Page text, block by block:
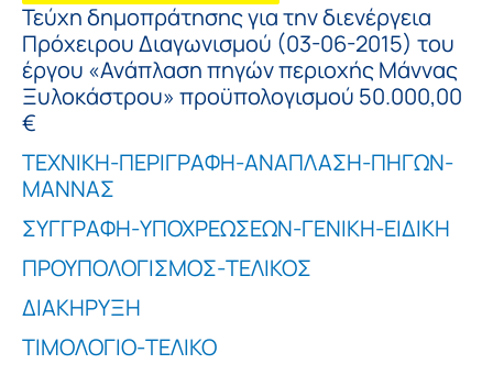
Τεύχη δημοπράτησης για την διενέργεια
Πρόχειρου Διαγωνισμού (03-06-2015) του
έργου «Ανάπλαση πηγών περιοχής Μάννας
Ξυλοκάστρου» προϋπολογισμού 50.000,00
€
ΤΕΧΝΙΚΗ-ΠΕΡΙΓΡΑΦΗ-ΑΝΑΠΛΑΣΗ-ΠΗΓΩΝ-
ΜΑΝΝΑΣ
ΣΥΓΓΡΑΦΗ-ΥΠΟΧΡΕΩΣΕΩΝ-ΓΕΝΙΚΗ-ΕΙΔΙΚΗ
ΠΡΟΥΠΟΛΟΓΙΣΜΟΣ-ΤΕΛΙΚΟΣ
ΔΙΑΚΗΡΥΞΗ
ΤΙΜΟΛΟΓΙΟ-ΤΕΛΙΚΟ